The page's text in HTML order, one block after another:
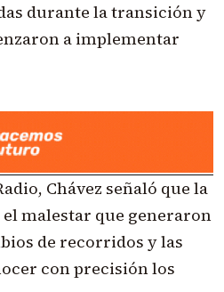
durante la transición y
a implementar
Chávez señaló que la
malestar que generaron
de recorridos y las
con precisión los